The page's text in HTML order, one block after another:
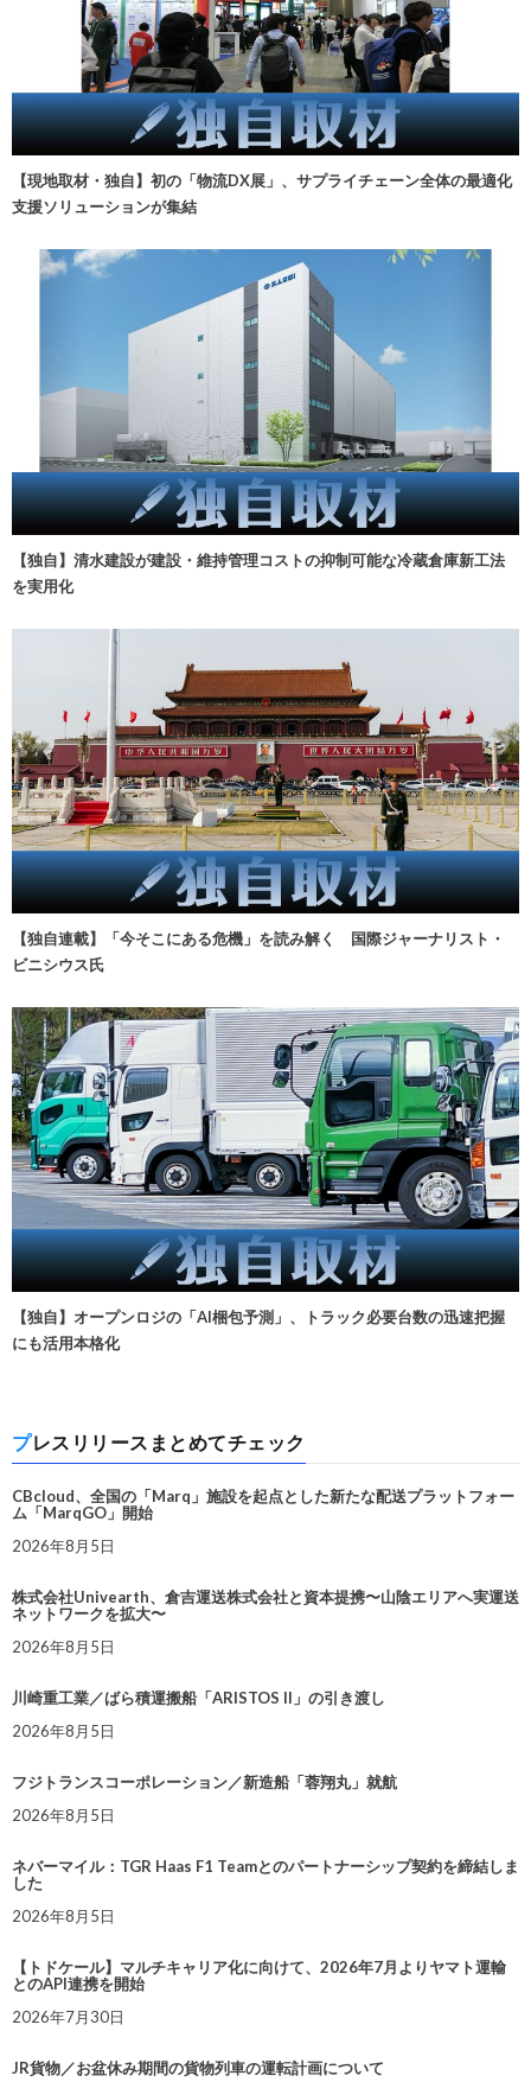
【現地取材・独自】初の「物流DX展」、サプライチェーン全体の最適化
支援ソリューションが集結
【独自】清水建設が建設・維持管理コストの抑制可能な冷蔵倉庫新工法
を実用化
【独自連載】「今そこにある危機」を読み解く 国際ジャーナリスト・
ビニシウス氏
【独自】オープンロジの「AI梱包予測」、トラック必要台数の迅速把握
にも活用本格化
プレスリリースまとめてチェック
CBcloud、全国の「Marq」施設を起点とした新たな配送プラットフォー
ム「MarqGO」開始
2026年8月5日
株式会社Univearth、倉吉運送株式会社と資本提携〜山陰エリアへ実運送
ネットワークを拡大〜
2026年8月5日
川崎重工業／ばら積運搬船「ARISTOS II」の引き渡し
2026年8月5日
フジトランスコーポレーション／新造船「蓉翔丸」就航
2026年8月5日
ネバーマイル：TGR Haas F1 Teamとのパートナーシップ契約を締結しま
した
2026年8月5日
【トドケール】マルチキャリア化に向けて、2026年7月よりヤマト運輸
とのAPI連携を開始
2026年7月30日
JR貨物／お盆休み期間の貨物列車の運転計画について